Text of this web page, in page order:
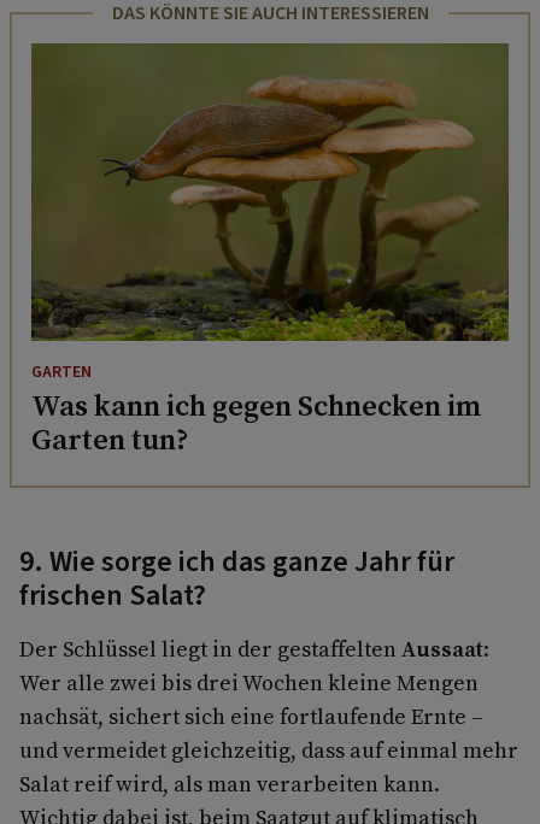
DAS KÖNNTE SIE AUCH INTERESSIEREN
GARTEN
Was kann ich gegen Schnecken im
Garten tun?
9. Wie sorge ich das ganze Jahr für
frischen Salat?
Der Schlüssel liegt in der gestaffelten Aussaat:
Wer alle zwei bis drei Wochen kleine Mengen
nachsät, sichert sich eine fortlaufende Ernte –
und vermeidet gleichzeitig, dass auf einmal mehr
Salat reif wird, als man verarbeiten kann.
Wichtig dabei ist, beim Saatgut auf klimatisch